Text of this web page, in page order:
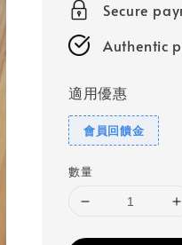
Secure
Authentic
適用優惠
會員回饋金
數量